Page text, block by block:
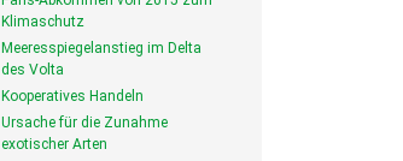
Klimaschutz
Meeresspiegelanstieg im Delta
des Volta
Kooperatives Handeln
Ursache für die Zunahme
exotischer Arten